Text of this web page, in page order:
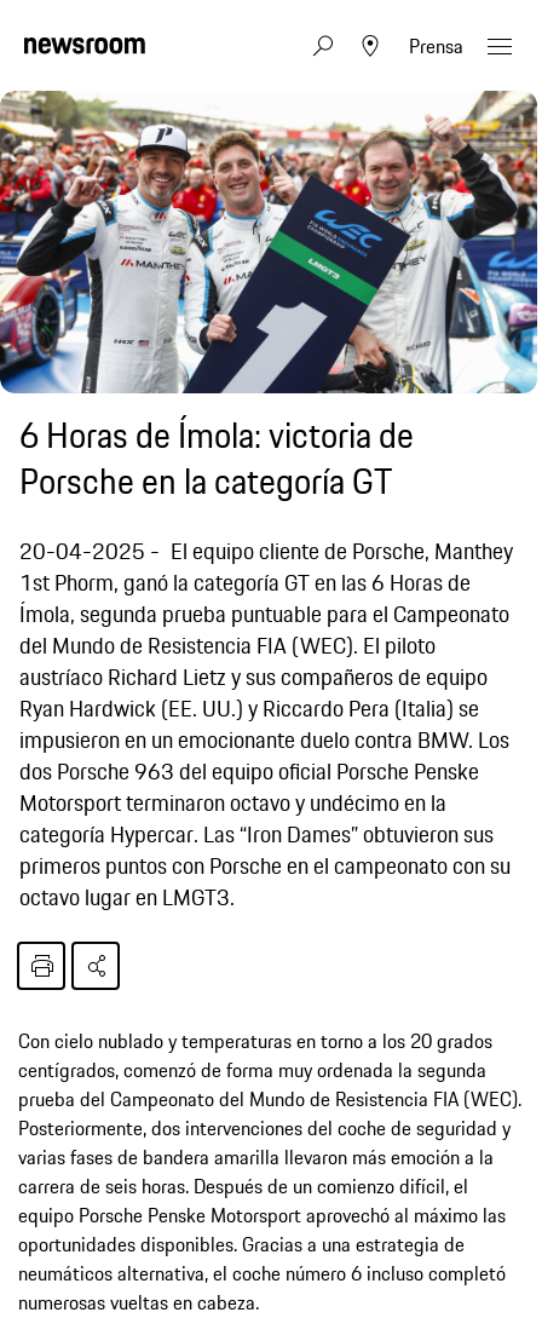
Prensa
6 Horas de Ímola: victoria de
Porsche en la categoría GT
20-04-2025
El equipo cliente de Porsche, Manthey
1st Phorm, ganó la categoría GT en las 6 Horas de
Ímola, segunda prueba puntuable para el Campeonato
del Mundo de Resistencia FIA (WEC). El piloto
austríaco Richard Lietz y sus compañeros de equipo
Ryan Hardwick (EE. UU.) y Riccardo Pera (Italia) se
impusieron en un emocionante duelo contra BMW. Los
dos Porsche 963 del equipo oficial Porsche Penske
Motorsport terminaron octavo y undécimo en la
categoría Hypercar. Las “Iron Dames” obtuvieron sus
primeros puntos con Porsche en el campeonato con su
octavo lugar en LMGT3.
Con cielo nublado y temperaturas en torno a los 20 grados
centígrados, comenzó de forma muy ordenada la segunda
prueba del Campeonato del Mundo de Resistencia FIA (WEC).
Posteriormente, dos intervenciones del coche de seguridad y
varias fases de bandera amarilla llevaron más emoción a la
carrera de seis horas. Después de un comienzo difícil, el
equipo Porsche Penske Motorsport aprovechó al máximo las
oportunidades disponibles. Gracias a una estrategia de
neumáticos alternativa, el coche número 6 incluso completó
numerosas vueltas en cabeza.